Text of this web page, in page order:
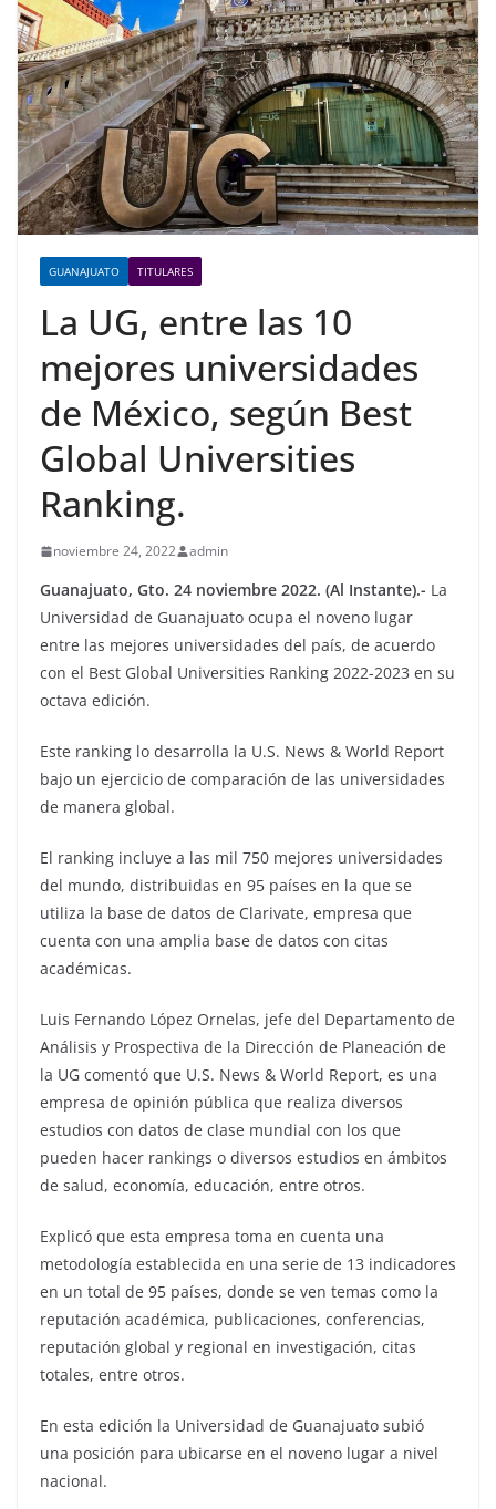
GUANAJUATO TITULARES
La UG, entre las 10
mejores universidades
de México, según Best
Global Universities
Ranking.
noviembre 24, 2022 admin
Guanajuato, Gto. 24 noviembre 2022. (Al Instante).- La
Universidad de Guanajuato ocupa el noveno lugar
entre las mejores universidades del país, de acuerdo
con el Best Global Universities Ranking 2022-2023 en su
octava edición.
Este ranking lo desarrolla la U.S. News & World Report
bajo un ejercicio de comparación de las universidades
de manera global.
El ranking incluye a las mil 750 mejores universidades
del mundo, distribuidas en 95 países en la que se
utiliza la base de datos de Clarivate, empresa que
cuenta con una amplia base de datos con citas
académicas.
Luis Fernando López Ornelas, jefe del Departamento de
Análisis y Prospectiva de la Dirección de Planeación de
la UG comentó que U.S. News & World Report, es una
empresa de opinión pública que realiza diversos
estudios con datos de clase mundial con los que
pueden hacer rankings o diversos estudios en ámbitos
de salud, economía, educación, entre otros.
Explicó que esta empresa toma en cuenta una
metodología establecida en una serie de 13 indicadores
en un total de 95 países, donde se ven temas como la
reputación académica, publicaciones, conferencias,
reputación global y regional en investigación, citas
totales, entre otros.
En esta edición la Universidad de Guanajuato subió
una posición para ubicarse en el noveno lugar a nivel
nacional.